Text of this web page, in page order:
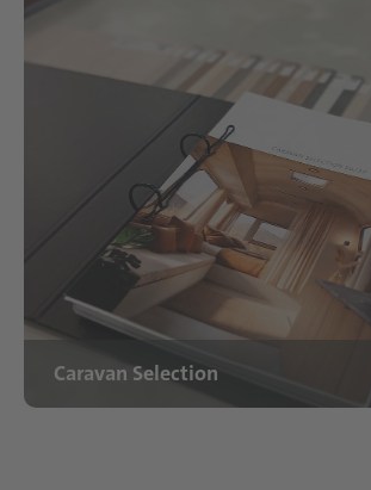
Caravan Selection